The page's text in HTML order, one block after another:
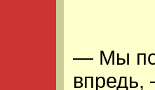
— Мы
впредь,